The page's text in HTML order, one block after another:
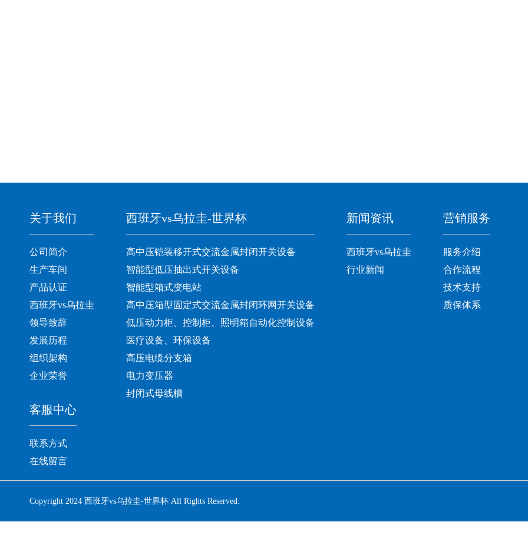
关于我们
公司简介
生产车间
产品认证
西班牙vs乌拉圭
领导致辞
发展历程
组织架构
企业荣誉
西班牙vs乌拉圭-世界杯
高中压铠装移开式交流金属封闭开关设备
智能型低压抽出式开关设备
智能型箱式变电站
高中压箱型固定式交流金属封闭环网开关设备
低压动力柜、控制柜、照明箱自动化控制设备
医疗设备、环保设备
高压电缆分支箱
电力变压器
封闭式母线槽
新闻资讯
西班牙vs乌拉圭
行业新闻
营销服务
服务介绍
合作流程
技术支持
质保体系
客服中心
联系方式
在线留言
Copyright 2024 西班牙vs乌拉圭-世界杯 All Rights Reserved.